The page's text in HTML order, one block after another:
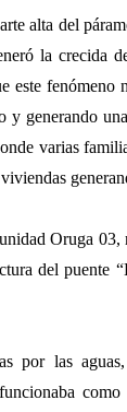
alta del
la crecida
este fenómeno
y generando
varias
Oruga
del puente
por las
como